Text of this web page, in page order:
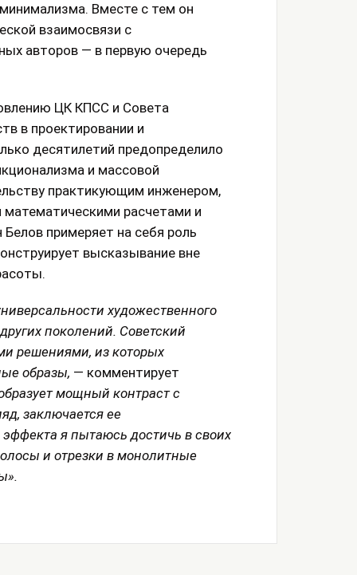
Вместе с тем он
взаимосвязи с
авторов — в первую очередь
ЦК КПСС и Совета
в проектировании и
десятилетий предопределило
и массовой
практикующим инженером,
расчетами и
примеряет на себя роль
высказывание вне
художественного
поколений. Советский
решениями, из которых
образы, — комментирует
мощный контраст с
заключается ее
я пытаюсь достичь в своих
и отрезки в монолитные